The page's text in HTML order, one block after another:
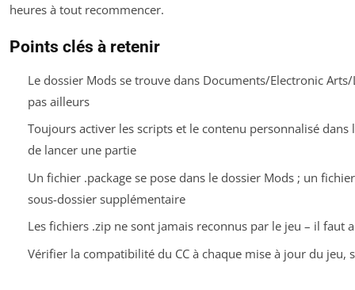
heures à tout recommencer.
Points clés à retenir
Le dossier Mods se trouve dans Documents/Electronic Arts/
pas ailleurs
Toujours activer les scripts et le contenu personnalisé dans
de lancer une partie
Un fichier .package se pose dans le dossier Mods ; un
sous-dossier supplémentaire
Les fichiers .zip ne sont jamais reconnus par le jeu – il faut
Vérifier la compatibilité du CC à chaque mise à jour du jeu,